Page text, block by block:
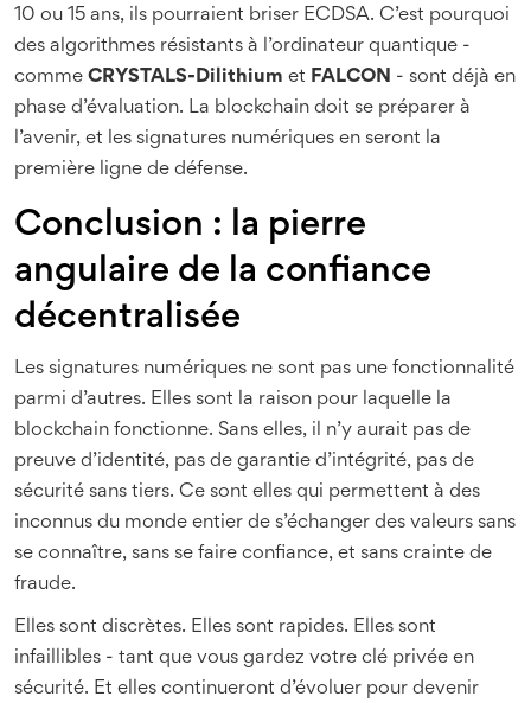
10 ou 15 ans, ils pourraient briser ECDSA. C’est pourquoi
des algorithmes résistants à l’ordinateur quantique -
comme CRYSTALS-Dilithium et FALCON - sont déjà en
phase d’évaluation. La blockchain doit se préparer à
l’avenir, et les signatures numériques en seront la
première ligne de défense.
Conclusion : la pierre
angulaire de la confiance
décentralisée
Les signatures numériques ne sont pas une fonctionnalité
parmi d’autres. Elles sont la raison pour laquelle la
blockchain fonctionne. Sans elles, il n’y aurait pas de
preuve d’identité, pas de garantie d’intégrité, pas de
sécurité sans tiers. Ce sont elles qui permettent à des
inconnus du monde entier de s’échanger des valeurs sans
se connaître, sans se faire confiance, et sans crainte de
fraude.
Elles sont discrètes. Elles sont rapides. Elles sont
infaillibles - tant que vous gardez votre clé privée en
sécurité. Et elles continueront d’évoluer pour devenir